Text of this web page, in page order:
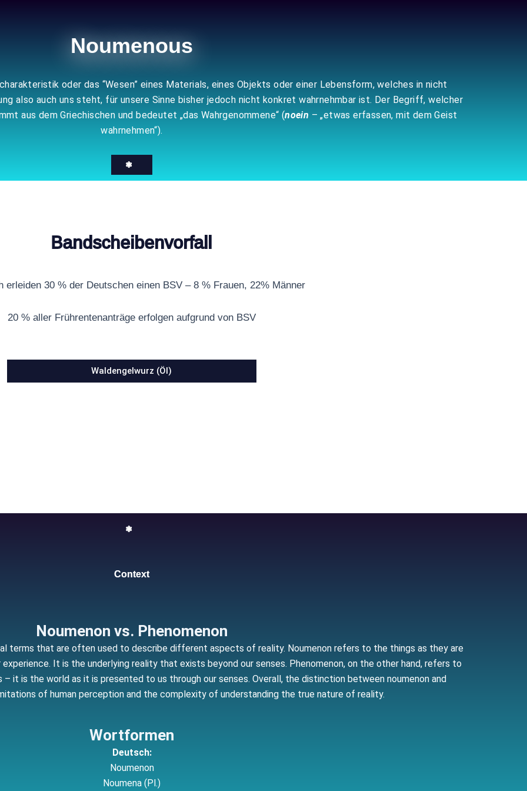
Noumenous
oder das “Wesen” eines Materials, eines Objekts oder einer Lebensform, welches in nicht
also auch uns steht, für unsere Sinne bisher jedoch nicht konkret wahrnehmbar ist. Der Begriff, welcher
aus dem Griechischen und bedeutet „das Wahrgenommene“ (noein – „etwas erfassen, mit dem Geist
wahrnehmen“).
❃
Bandscheibenvorfall
erleiden 30 % der Deutschen einen BSV – 8 % Frauen, 22% Männer
20 % aller Frührentenanträge erfolgen aufgrund von BSV
Waldengelwurz (Öl)
❃
Context
Noumenon vs. Phenomenon
terms that are often used to describe different aspects of reality. Noumenon refers to the things as they are
It is the underlying reality that exists beyond our senses. Phenomenon, on the other hand, refers to
it is the world as it is presented to us through our senses. Overall, the distinction between noumenon and
of human perception and the complexity of understanding the true nature of reality.
Wortformen
Deutsch:
Noumenon
Noumena (Pl.)